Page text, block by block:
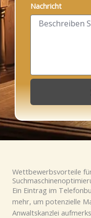
Nachricht
Wettbewerbsvorteile
Ein Eintrag im
mehr, um potenzielle
Anwaltskanzlei